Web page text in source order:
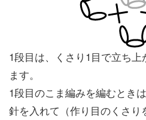
1段目は、くさり1目で立ち
ます。
1段目のこま編みを編むとき
針を入れて（作り目のくさり